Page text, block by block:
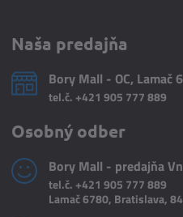
Naša predajňa
Bory Mall - OC, Lamač
tel.č. +421 905 777 889
Osobný odber
Bory Mall - predajňa
tel.č. +421 905 777 889
Lamač 6780, Bratislava,